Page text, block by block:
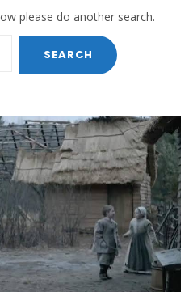
please do another search.